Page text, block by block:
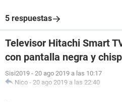
5 respuestas
Televisor Hitachi Smart
con pantalla negra y
Sisi2019 - 20 ago 2019 a las 10:17
Nico - 20 ago 2019 a las 22:40